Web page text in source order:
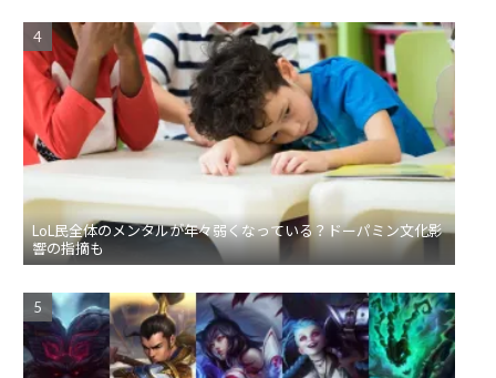
LoL民全体のメンタルが年々弱くなっている？ドーパミン文化影
響の指摘も